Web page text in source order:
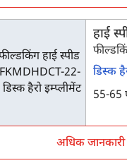
हाई
डिस्क
55-65
अधिक जानकारी